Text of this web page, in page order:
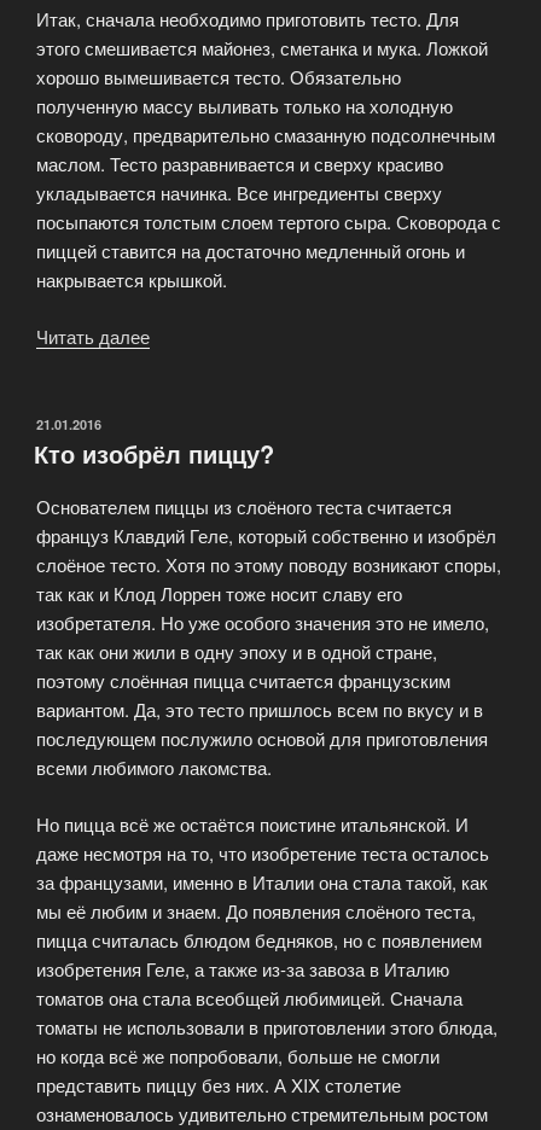
Итак, сначала необходимо приготовить тесто. Для
этого смешивается майонез, сметанка и мука. Ложкой
хорошо вымешивается тесто. Обязательно
полученную массу выливать только на холодную
сковороду, предварительно смазанную подсолнечным
маслом. Тесто разравнивается и сверху красиво
укладывается начинка. Все ингредиенты сверху
посыпаются толстым слоем тертого сыра. Сковорода с
пиццей ставится на достаточно медленный огонь и
накрывается крышкой.
Читать далее
ОПУБЛИКОВАНО
21.01.2016
Кто изобрёл пиццу?
Основателем пиццы из слоёного теста считается
француз Клавдий Геле, который собственно и изобрёл
слоёное тесто. Хотя по этому поводу возникают споры,
так как и Клод Лоррен тоже носит славу его
изобретателя. Но уже особого значения это не имело,
так как они жили в одну эпоху и в одной стране,
поэтому слоённая пицца считается французским
вариантом. Да, это тесто пришлось всем по вкусу и в
последующем послужило основой для приготовления
всеми любимого лакомства.
Но пицца всё же остаётся поистине итальянской. И
даже несмотря на то, что изобретение теста осталось
за французами, именно в Италии она стала такой, как
мы её любим и знаем. До появления слоёного теста,
пицца считалась блюдом бедняков, но с появлением
изобретения Геле, а также из-за завоза в Италию
томатов она стала всеобщей любимицей. Сначала
томаты не использовали в приготовлении этого блюда,
но когда всё же попробовали, больше не смогли
представить пиццу без них. А XIX столетие
ознаменовалось удивительно стремительным ростом